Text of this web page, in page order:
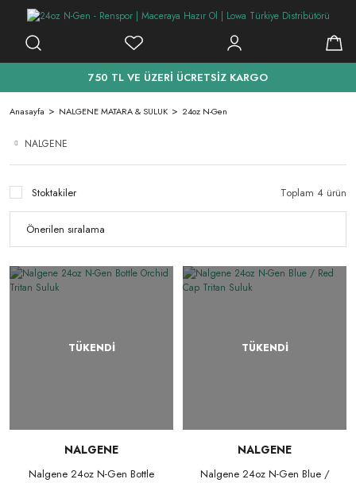
750 TL VE ÜZERİ ÜCRETSİZ KARGO
Anasayfa NALGENE MATARA & SULUK 24oz N-Gen
NALGENE
Stoktakiler Toplam 4 ürün
TÜKENDİ
NALGENE
Nalgene 24oz N-Gen Bottle
TÜKENDİ
NALGENE
Nalgene 24oz N-Gen Blue /